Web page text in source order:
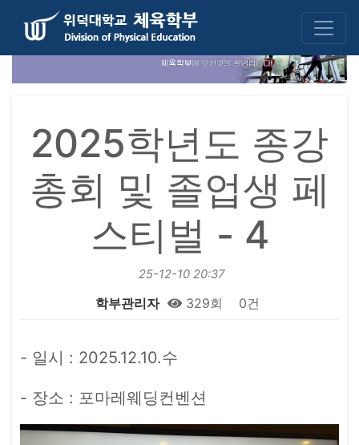
2025학년도 종강
총회 및 졸업생 페
스티벌 - 4
25-12-10 20:37
학부관리자 329회 0건
본문
- 일시 : 2025.12.10.수
- 장소 : 포마레웨딩컨벤션